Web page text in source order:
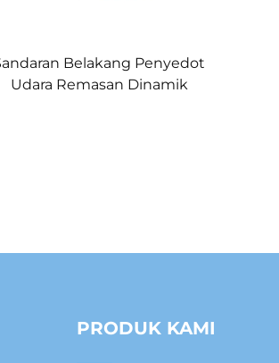
Belakang Penyedot
Udara Remasan Dinamik
PRODUK KAMI